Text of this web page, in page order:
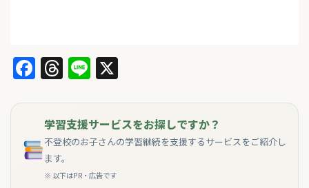
Facebook
Threads
Line
学習支援サービスをお探しですか？
不登校のお子さんの学習継続を支援するサービスをご紹介し
ます。
※ 以下はPR・広告です